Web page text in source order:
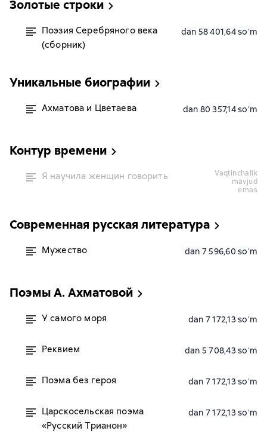
Золотые строки
Поэзия Серебряного века
(сборник)
dan 58 401,64 soʻm
Уникальные биографии
Ахматова и Цветаева dan 80 357,14 soʻm
Контур времени
Я научила женщин говорить
vaqtinchalik
mavjud
emas
Современная русская литература
Мужество dan 7 596,60 soʻm
Поэмы А. Ахматовой
У самого моря dan 7 172,13 soʻm
Реквием dan 5 708,43 soʻm
Поэма без героя dan 7 172,13 soʻm
Царскосельская поэма
«Русский Трианон»
dan 7 172,13 soʻm